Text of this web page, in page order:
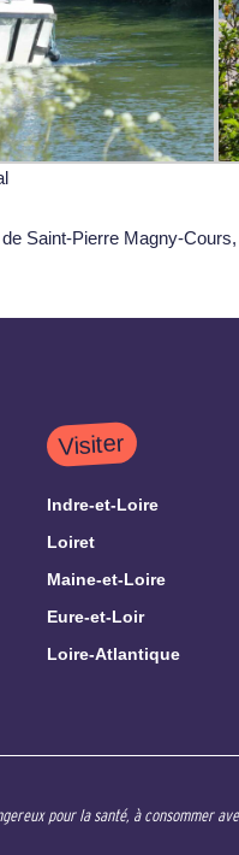
Saint-Pierre Magny-
Visiter
Indre-et-Loire
Loiret
Maine-et-Loire
Eure-et-Loir
Loire-Atlantique
pour la santé, à consommer